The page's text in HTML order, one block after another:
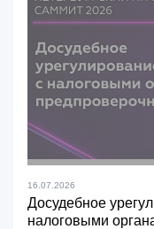
16.07.2026
Досудебное
налоговыми